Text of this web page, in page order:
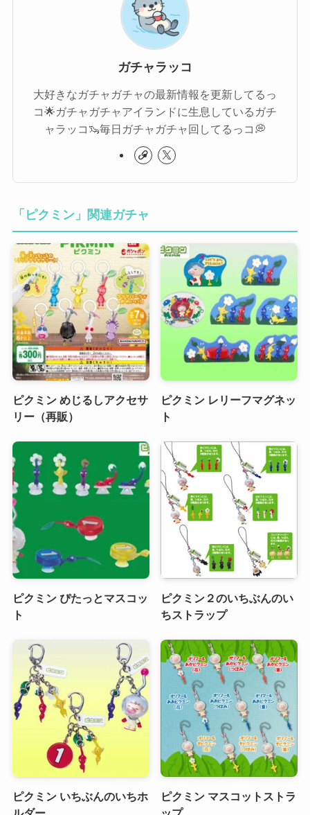
ガチャラッコ
大好きなガチャガチャの最新情報を更新してるっ
コ🌟ガチャガチャアイランドに生息しているガチ
ャラッコ🦦毎日ガチャガチャ回してるっコ💭
「ピクミン」関連ガチャ
ピクミン めじるしアクセサ
リー（再販）
ピクミン レリーフマグネッ
ト
ピクミン ぴたっとマスコッ
ト
ピクミン２のいちぶんのい
ちストラップ
ピクミン いちぶんのいちホ
ピクミン マスコットストラ